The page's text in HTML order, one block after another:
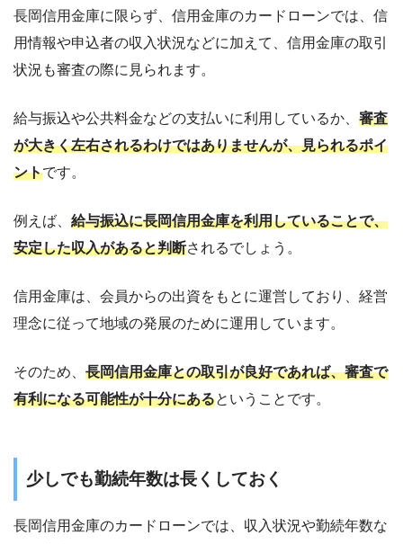
長岡信用金庫に限らず、信用金庫のカードローンでは、信
用情報や申込者の収入状況などに加えて、信用金庫の取引
状況も審査の際に見られます。
給与振込や公共料金などの支払いに利用しているか、 審査
が大きく左右されるわけではありませんが、見られるポイ
ントです。
例えば、 給与振込に長岡信用金庫を利用していることで、
安定した収入があると判断されるでしょう。
信用金庫は、会員からの出資をもとに運営しており、経営
理念に従って地域の発展のために運用しています。
そのため、 長岡信用金庫との取引が良好であれば、審査で
有利になる可能性が十分にあるということです。
少しでも勤続年数は長くしておく
長岡信用金庫のカードローンでは、収入状況や勤続年数な